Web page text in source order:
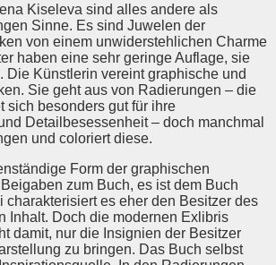
Kiseleva sind alles andere als
Sinne. Es sind Juwelen der
von einem unwiderstehlichen Charme
haben eine sehr geringe Auflage, sie
Die Künstlerin vereint graphische und
Sie geht aus von Radierungen – die
sich besonders gut für ihre
Detailbesessenheit – doch manchmal
und coloriert diese.
Form der graphischen
zum Buch, es ist dem Buch
charakterisiert es eher den Besitzer des
Inhalt. Doch die modernen Exlibris
damit, nur die Insignien der Besitzer
zu bringen. Das Buch selbst